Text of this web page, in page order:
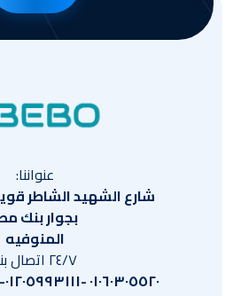
عنواننا:
شارع الشهيد الشاطر
بجوار بنك
المنوفيه
٢٤/٧ اتصال بنا:
٠١٠٦٠٣٠٥٥٢٠ -٠١٢٠٥٩٩٣١١١- ٠١٢٨٧٨٤٣٦٦٦